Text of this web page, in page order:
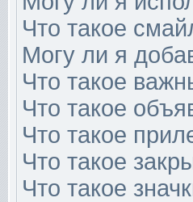
Что такое
Могу ли я
Что такое
Что такое
Что такое
Что такое
Что такое